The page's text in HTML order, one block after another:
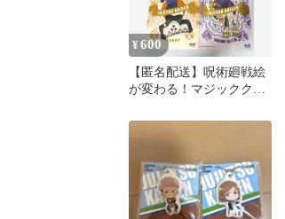
¥600
【匿名配送】呪術廻戦絵
が変わる！マジッククリ
ト★非売品